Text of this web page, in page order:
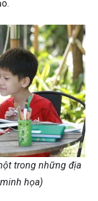
trong những địa
họa)